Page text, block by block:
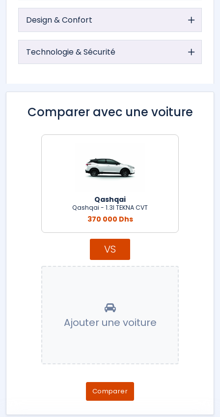
Design & Confort
Technologie & Sécurité
Comparer avec une voiture
Qashqai
Qashqai - 1.3l TEKNA CVT
370 000 Dhs
VS
Ajouter une voiture
Comparer